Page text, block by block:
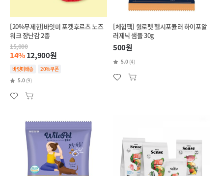
[20%무제한]바잇미 포켓후르츠 노즈
워크 장난감 2종
15,000
14%12,900원
바잇미배송
20%쿠폰
5.0 (9)
[체험팩] 윌로펫 헬시포뮬러 하이포알
러제닉 샘플 30g
500원
5.0 (4)